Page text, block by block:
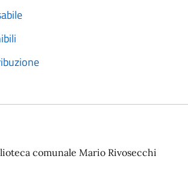
comunale Mario Rivosecchi